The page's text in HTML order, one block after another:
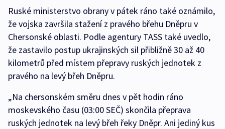
Ruské ministerstvo obrany v pátek ráno také oznámilo,
že vojska završila stažení z pravého břehu Dněpru v
Chersonské oblasti. Podle agentury TASS také uvedlo,
že zastavilo postup ukrajinských sil přibližně 30 až 40
kilometrů před místem přepravy ruských jednotek z
pravého na levý břeh Dněpru.
„Na chersonském směru dnes v pět hodin ráno
moskevského času (03:00 SEČ) skončila přeprava
ruských jednotek na levý břeh řeky Dněpr. Ani jediný kus